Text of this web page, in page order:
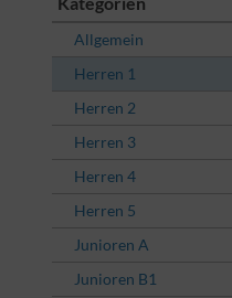
Allgemein
Herren 1
Herren 2
Herren 3
Herren 4
Herren 5
Junioren A
Junioren B1